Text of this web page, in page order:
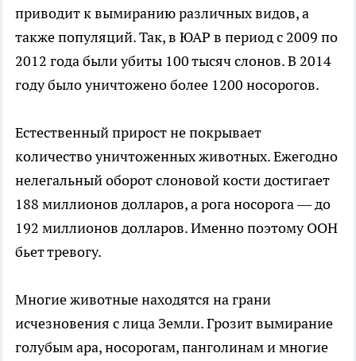
приводит к вымиранию различных видов, а
также популяций. Так, в ЮАР в период с 2009 по
2012 года были убиты 100 тысяч слонов. В 2014
году было уничтожено более 1200 носорогов.
Естественный прирост не покрывает
количество уничтоженных животных. Ежегодно
нелегальный оборот слоновой кости достигает
188 миллионов долларов, а рога носорога — до
192 миллионов долларов. Именно поэтому ООН
бьет тревогу.
Многие животные находятся на грани
исчезновения с лица Земли. Грозит вымирание
голубым ара, носорогам, панголинам и многие